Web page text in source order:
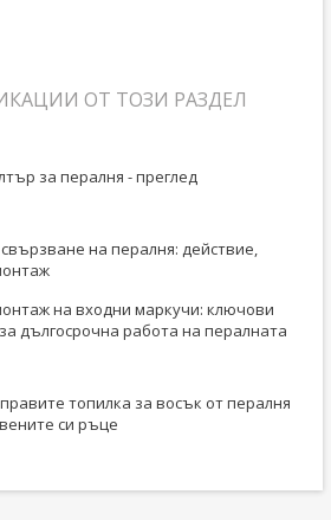
ОТ ТОЗИ РАЗДЕЛ
за пералня - преглед
на пералня: действие,
на входни маркучи: ключови
дългосрочна работа на пералната
топилка за восък от пералня
си ръце